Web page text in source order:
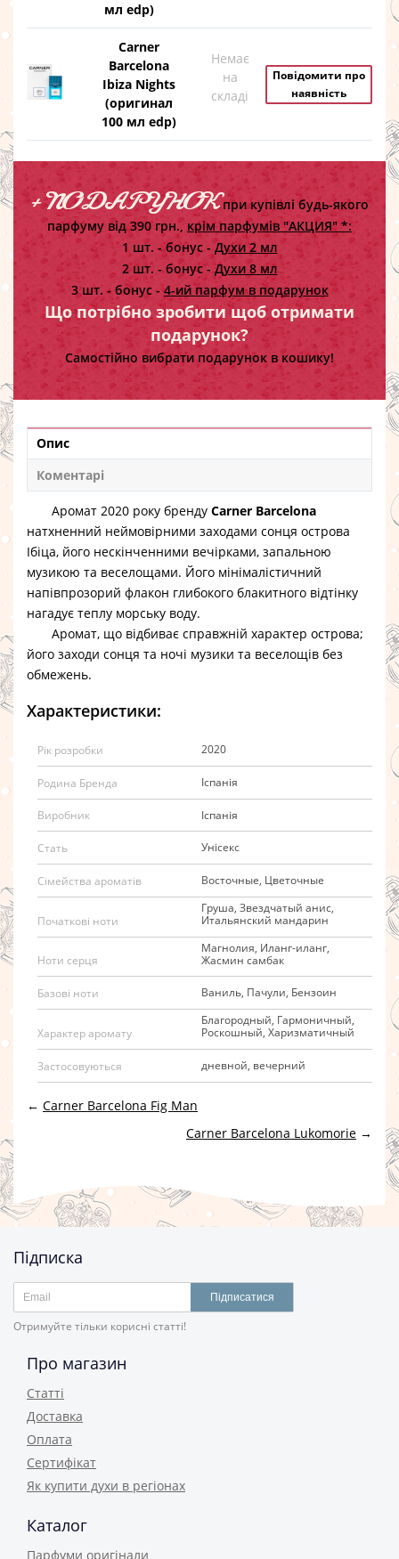
мл edp)
Carner
Barcelona
Ibiza Nights
(оригинал
100 мл edp)
Немає
на
складі
Повідомити про
наявність
+ ПОДАРУНОКпри купівлі будь-якого
парфуму від 390 грн., крім парфумів "АКЦИЯ" *:
1 шт. - бонус - Духи 2 мл
2 шт. - бонус -Духи 8 мл
3 шт. - бонус -4-ий парфум в подарунок
Що потрібно зробити щоб отримати
подарунок?
Самостійно вибрати подарунок в кошику!
Опис
Коментарі
Аромат 2020 року бренду Carner Barcelona
натхненний неймовірними заходами сонця острова
Ібіца, його нескінченними вечірками, запальною
музикою та веселощами. Його мінімалістичний
напівпрозорий флакон глибокого блакитного відтінку
нагадує теплу морську воду.
Аромат, що відбиває справжній характер острова;
його заходи сонця та ночі музики та веселощів без
обмежень.
Характеристики:
Рік розробки 2020
Родина Бренда Іспанія
Виробник Іспанія
Стать Унісекс
Сімейства ароматів Восточные, Цветочные
Початкові ноти
Груша, Звездчатый анис,
Итальянский мандарин
Ноти серця
Магнолия, Иланг-иланг,
Жасмин самбак
Базові ноти Ваниль, Пачули, Бензоин
Характер аромату
Благородный, Гармоничный,
Роскошный, Харизматичный
Застосовуються дневной, вечерний
← Carner Barcelona Fig Man
Carner Barcelona Lukomorie →
Підписка
Підписатися
Отримуйте тільки корисні статті!
Про магазин
Статті
Доставка
Оплата
Сертифікат
Як купити духи в регіонах
Каталог
Парфуми оригінали